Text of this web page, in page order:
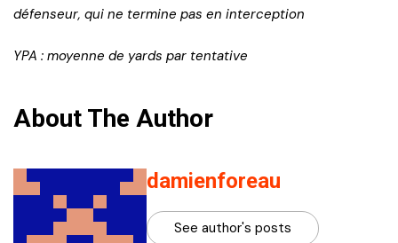
défenseur, qui ne termine pas en interception
YPA : moyenne de yards par tentative
About The Author
damienforeau
See author's posts